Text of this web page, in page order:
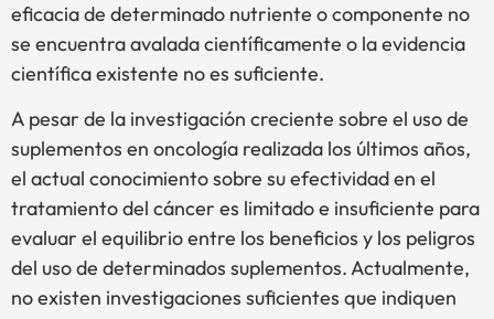
eficacia de determinado nutriente o componente no
se encuentra avalada científicamente o la evidencia
científica existente no es suficiente.
A pesar de la investigación creciente sobre el uso de
suplementos en oncología realizada los últimos años,
el actual conocimiento sobre su efectividad en el
tratamiento del cáncer es limitado e insuficiente para
evaluar el equilibrio entre los beneficios y los peligros
del uso de determinados suplementos. Actualmente,
no existen investigaciones suficientes que indiquen